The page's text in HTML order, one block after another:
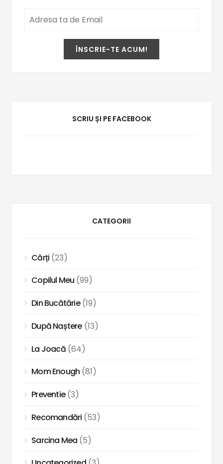
SCRIU ȘI PE FACEBOOK
CATEGORII
Cărți (23)
Copilul Meu (99)
Din Bucătărie(19)
După Naștere(13)
La Joacă(64)
Mom Enough (81)
Preventie(3)
Recomandări (53)
Sarcina Mea (5)